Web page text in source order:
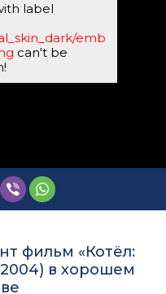
label
emb
can't be
фильм «Котёл:
в хорошем